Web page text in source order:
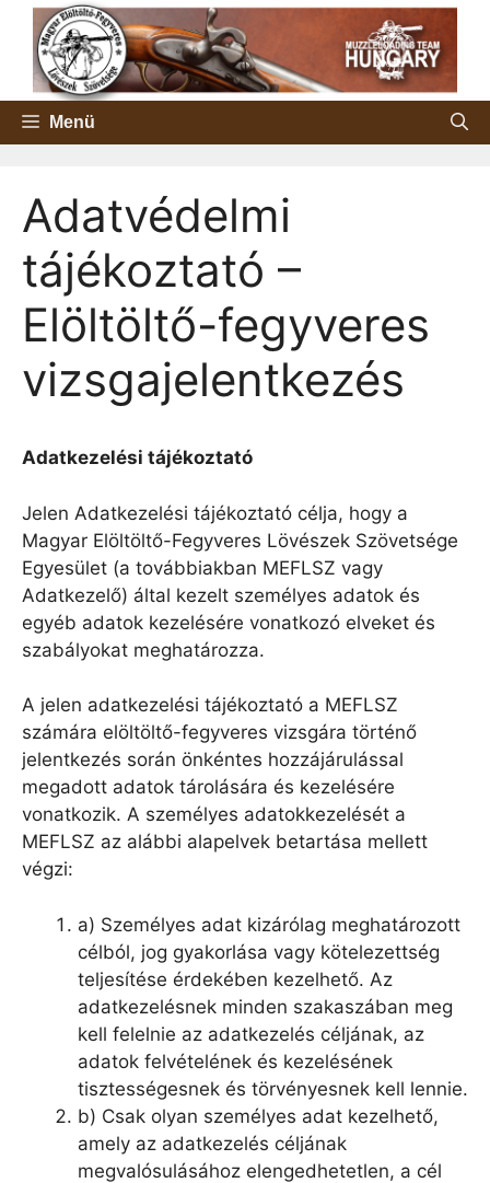
Kilépés
tartalomba
Menü
Adatvédelmi
tájékoztató –
Elöltöltő-fegyveres
vizsgajelentkezés
Adatkezelési tájékoztató
Jelen Adatkezelési tájékoztató célja, hogy a
Magyar Elöltöltő-Fegyveres Lövészek Szövetsége
Egyesület (a továbbiakban MEFLSZ vagy
Adatkezelő) által kezelt személyes adatok és
egyéb adatok kezelésére vonatkozó elveket és
szabályokat meghatározza.
A jelen adatkezelési tájékoztató a MEFLSZ
számára elöltöltő-fegyveres vizsgára történő
jelentkezés során önkéntes hozzájárulással
megadott adatok tárolására és kezelésére
vonatkozik. A személyes adatokkezelését a
MEFLSZ az alábbi alapelvek betartása mellett
végzi:
a) Személyes adat kizárólag meghatározott
célból, jog gyakorlása vagy kötelezettség
teljesítése érdekében kezelhető. Az
adatkezelésnek minden szakaszában meg
kell felelnie az adatkezelés céljának, az
adatok felvételének és kezelésének
tisztességesnek és törvényesnek kell lennie.
b) Csak olyan személyes adat kezelhető,
amely az adatkezelés céljának
megvalósulásához elengedhetetlen, a cél